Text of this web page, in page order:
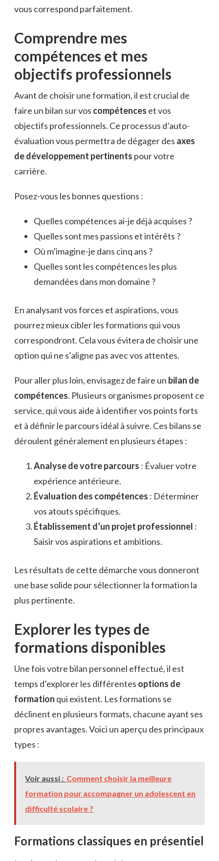
vous correspond parfaitement.
Comprendre mes
compétences et mes
objectifs professionnels
Avant de choisir une formation, il est crucial de
faire un bilan sur vos compétences et vos
objectifs professionnels. Ce processus d’auto-
évaluation vous permettra de dégager des axes
de développement pertinents pour votre
carrière.
Posez-vous les bonnes questions :
Quelles compétences ai-je déjà acquises ?
Quelles sont mes passions et intérêts ?
Où m’imagine-je dans cinq ans ?
Quelles sont les compétences les plus
demandées dans mon domaine ?
En analysant vos forces et aspirations, vous
pourrez mieux cibler les formations qui vous
correspondront. Cela vous évitera de choisir une
option qui ne s’aligne pas avec vos attentes.
Pour aller plus loin, envisagez de faire un bilan de
compétences. Plusieurs organismes proposent ce
service, qui vous aide à identifier vos points forts
et à définir le parcours idéal à suivre. Ces bilans se
déroulent généralement en plusieurs étapes :
Analyse de votre parcours : Évaluer votre
expérience antérieure.
Évaluation des compétences : Déterminer
vos atouts spécifiques.
Établissement d’un projet professionnel :
Saisir vos aspirations et ambitions.
Les résultats de cette démarche vous donneront
une base solide pour sélectionner la formation la
plus pertinente.
Explorer les types de
formations disponibles
Une fois votre bilan personnel effectué, il est
temps d’explorer les différentes options de
formation qui existent. Les formations se
déclinent en plusieurs formats, chacune ayant ses
propres avantages. Voici un aperçu des principaux
types :
Voir aussi : Comment choisir la meilleure
formation pour accompagner un adolescent en
difficulté scolaire ?
Formations classiques en présentiel